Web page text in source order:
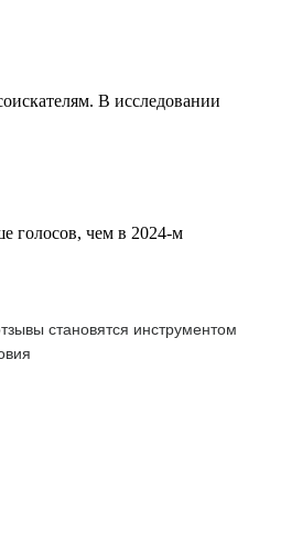
В исследовании
голосов, чем в 2024-м
становятся инструментом